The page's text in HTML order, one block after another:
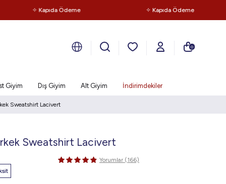
✧ Kapıda Ödeme ✧ Kapıda Ödeme
0
Giyim Dış Giyim Alt Giyim İndirimdekiler
Sweatshirt Lacivert
Sweatshirt Lacivert
Yorumlar (166)